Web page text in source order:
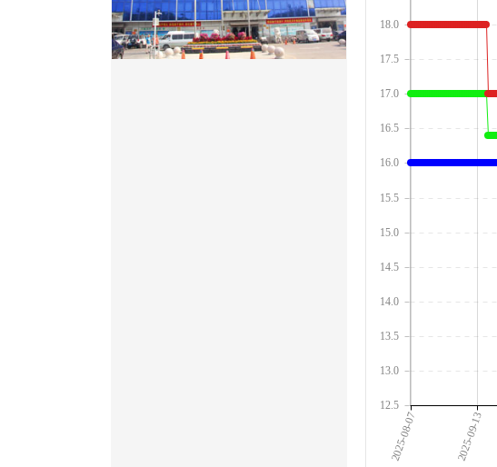
2025-08-07 2025-09-13
12.5
13.0
13.5
14.0
14.5
15.0
15.5
16.0
16.5
17.0
17.5
18.0